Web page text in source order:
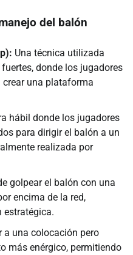
del balón
Una técnica utilizada
donde los jugadores
una plataforma
hábil donde los jugadores
para dirigir el balón a un
realizada por
golpear el balón con una
encima de la red,
estratégica.
a una colocación pero
más enérgico, permitiendo